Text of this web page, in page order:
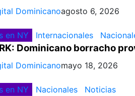
Dominicanoagosto 6, 2026
en NY Internacionales
Dominicano borracho
Dominicanomayo 18, 2026
en NY Nacionales Noticias